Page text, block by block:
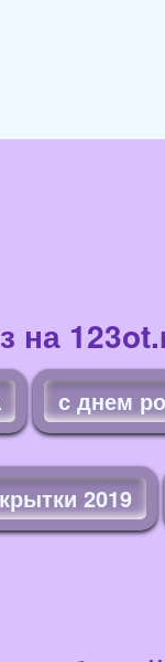
на
с днем
2019